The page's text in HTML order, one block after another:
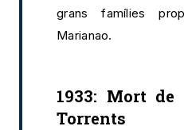
grans famílies
Marianao.
1933: Mort de
Torrents